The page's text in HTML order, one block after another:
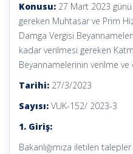
Konusu: 27 Mart 2023
gereken Muhtasar ve Prim
Damga Vergisi
kadar verilmesi gereken
Beyannamelerinin verilme ve
Tarihi: 27/3/2023
Sayısı: VUK-152/ 2023-3
1. Giriş:
Bakanlığımıza iletilen